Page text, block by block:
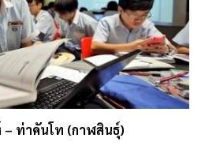
– ท่าคันโท (กาฬสินธุ์)